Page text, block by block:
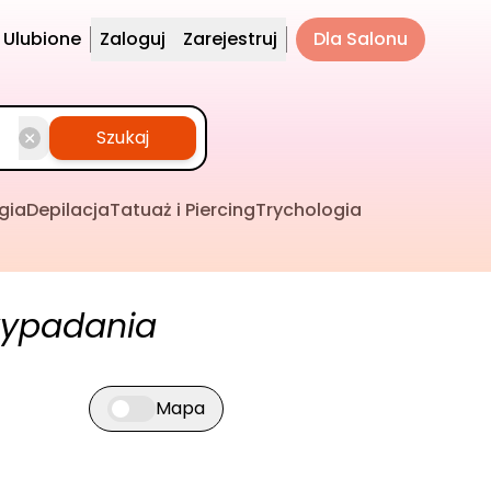
Ulubione Zaloguj Zarejestruj Dla Salonu
Szukaj
DepilacjaTatuaż i PiercingTrychologia
Przełącz widok mapy
Mapa